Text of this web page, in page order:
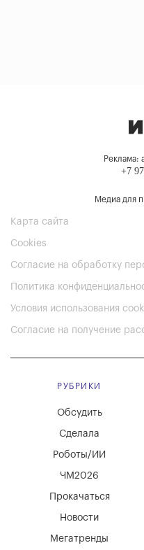
Реклама:
+7
Медиа для
Карта сайта
Cookies
Согласие на обработку
Политика
Условия использования
Согласие на получение
РУБРИКИ
Мегатренды
Новости
Обсудить
Сделала
Роботы/ИИ
ЧМ2026
Прокачаться